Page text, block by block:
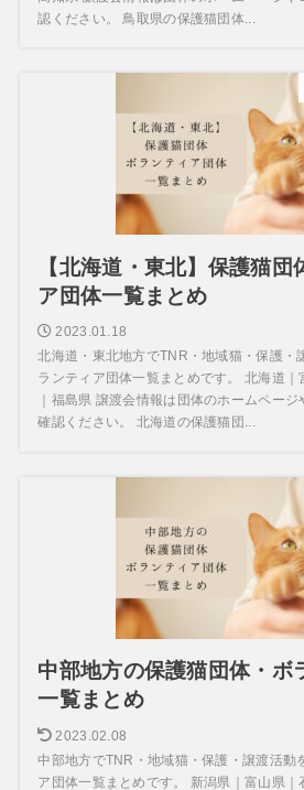
認ください。 鳥取県の保護猫団体...
【北海道・東北】保護猫団
ア団体一覧まとめ
2023.01.18
北海道・東北地方でTNR・地域猫・保護・
ランティア団体一覧まとめです。 北海道｜
｜福島県 譲渡会情報は団体のホームペー
確認ください。 北海道の保護猫団...
中部地方の保護猫団体・ボ
一覧まとめ
2023.02.08
中部地方でTNR・地域猫・保護・譲渡活動
ア団体一覧まとめです。 新潟県｜富山県｜